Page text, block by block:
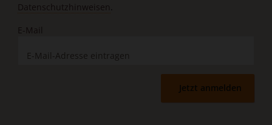
Datenschutzhinweisen.
E-Mail
Jetzt anmelden